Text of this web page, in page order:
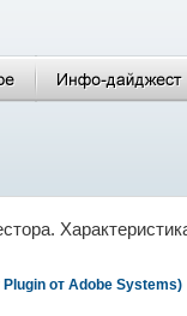
от Adobe Systems)